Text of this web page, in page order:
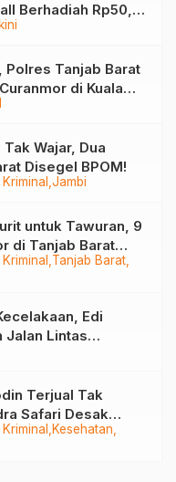
Berhadiah Rp50,8
Polres Tanjab Barat
di Kuala
Jambi
Wajar, Dua
Disegel BPOM!
Tanjab Barat
untuk Tawuran, 9
di Tanjab Barat
Edi
Jalan Lintas
di 2028
Kesehatan
Terjual Tak
Safari Desak